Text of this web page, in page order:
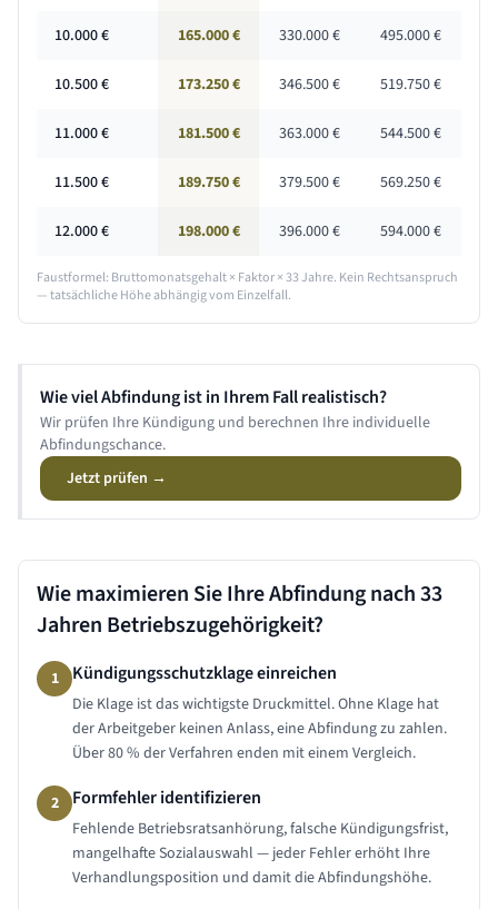
10.000€ 165.000 € 330.000 € 495.000 €
10.500€ 173.250 € 346.500 € 519.750 €
11.000€ 181.500 € 363.000 € 544.500 €
11.500€ 189.750 € 379.500 € 569.250 €
12.000€ 198.000 € 396.000 € 594.000 €
Faustformel: Bruttomonatsgehalt × Faktor ×33 Jahre. Kein Rechtsanspruch
— tatsächliche Höhe abhängig vom Einzelfall.
Wie viel Abfindung ist in Ihrem Fall realistisch?
Wir prüfen Ihre Kündigung und berechnen Ihre individuelle
Abfindungschance.
Jetzt prüfen →
Wie maximieren Sie Ihre Abfindung nach33
Jahren Betriebszugehörigkeit?
1 Kündigungsschutzklage einreichen
Die Klage ist das wichtigste Druckmittel. Ohne Klage hat
der Arbeitgeber keinen Anlass, eine Abfindung zu zahlen.
Über 80 % der Verfahren enden mit einem Vergleich.
2 Formfehler identifizieren
Fehlende Betriebsratsanhörung, falsche Kündigungsfrist,
mangelhafte Sozialauswahl — jeder Fehler erhöht Ihre
Verhandlungsposition und damit die Abfindungshöhe.